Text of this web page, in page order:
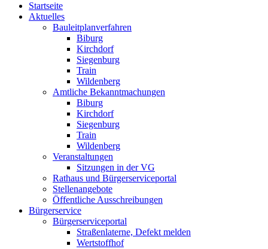
Startseite
Aktuelles
Bauleitplanverfahren
Biburg
Kirchdorf
Siegenburg
Train
Wildenberg
Amtliche Bekanntmachungen
Biburg
Kirchdorf
Siegenburg
Train
Wildenberg
Veranstaltungen
Sitzungen in der VG
Rathaus und Bürgerserviceportal
Stellenangebote
Öffentliche Ausschreibungen
Bürgerservice
Bürgerserviceportal
Straßenlaterne, Defekt melden
Wertstoffhof